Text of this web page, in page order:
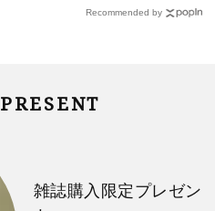
Recommended by
PRESENT
雑誌購入限定プレゼン